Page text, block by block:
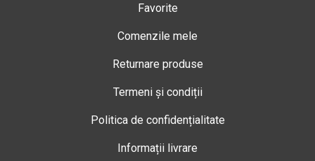
Favorite
Comenzile mele
Returnare produse
Termeni și condiții
Politica de confidențialitate
Informații livrare